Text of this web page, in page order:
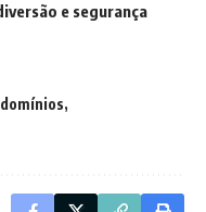
e segurança